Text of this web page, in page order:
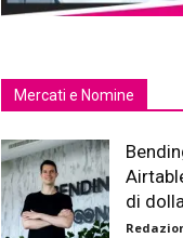
Mercati e Nomine
di